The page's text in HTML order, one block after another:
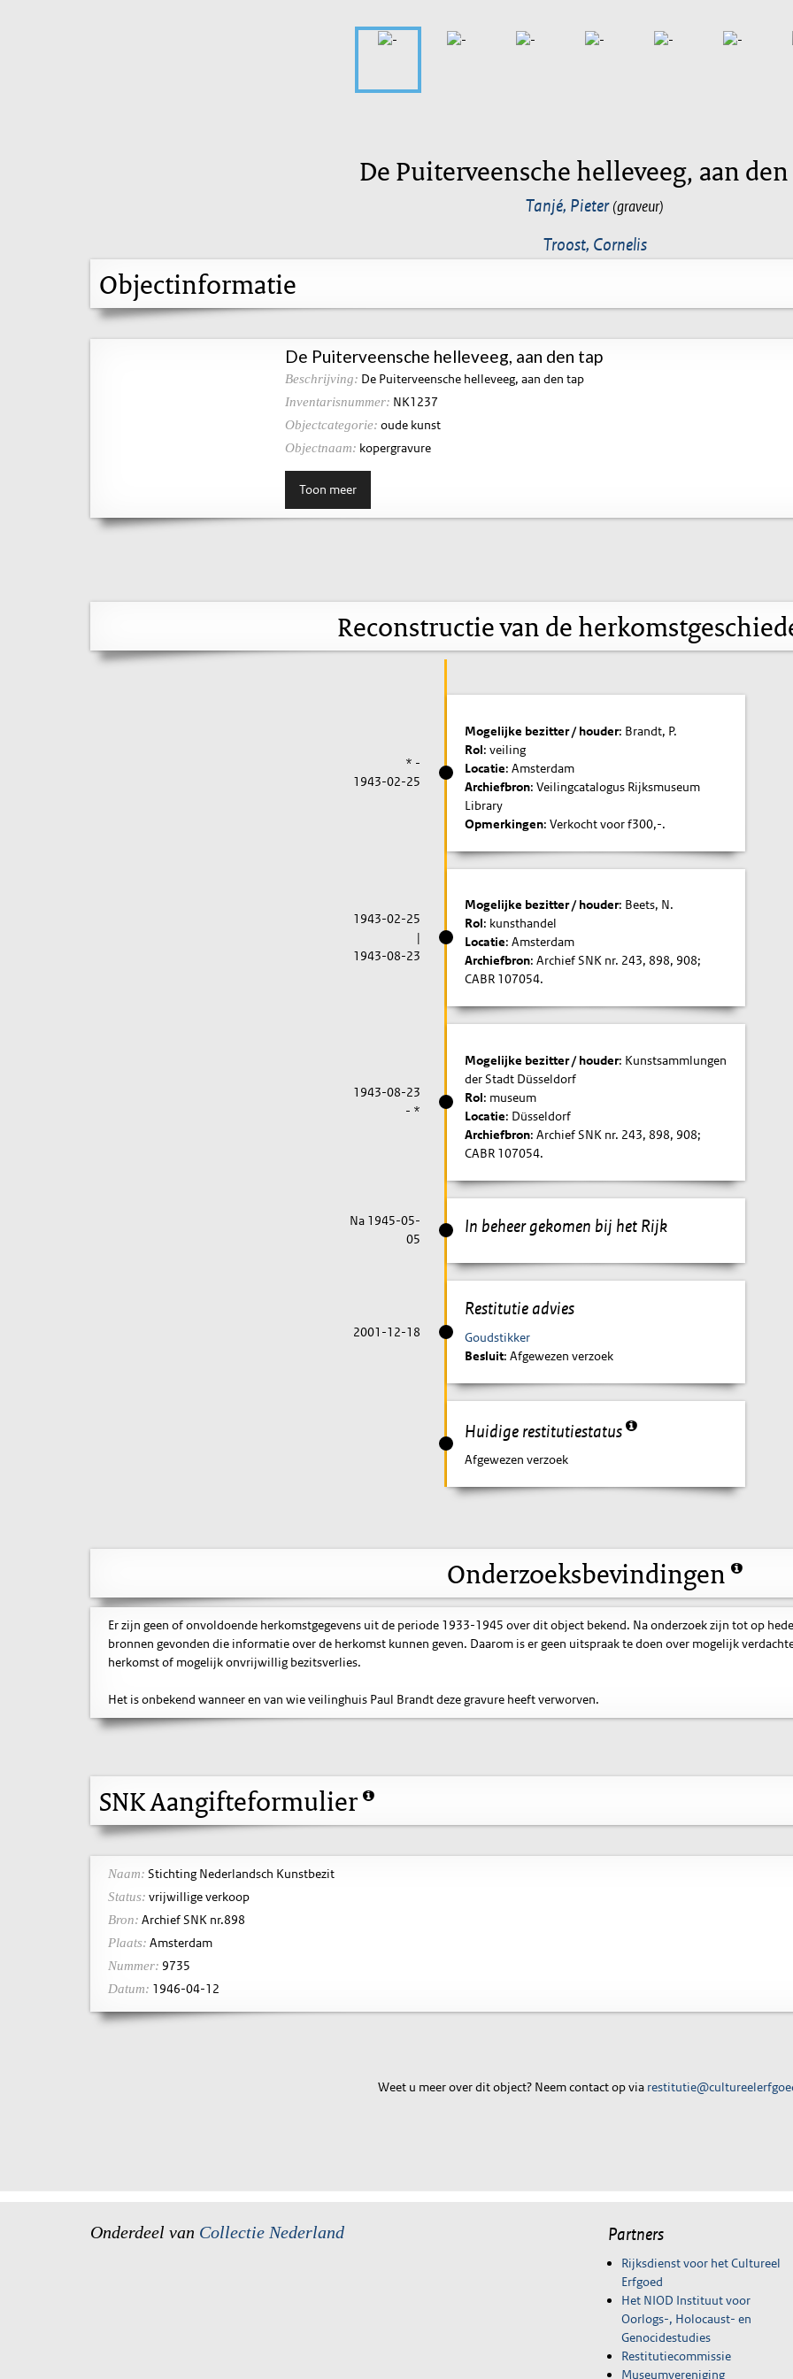
De Puiterveensche helleveeg, aan
Tanjé, Pieter (graveur)
Troost, Cornelis
Objectinformatie
De Puiterveensche helleveeg, aan den tap
Beschrijving: De Puiterveensche helleveeg, aan den tap
Inventarisnummer: NK1237
Objectcategorie: oude kunst
Objectnaam: kopergravure
Toon meer
Reconstructie van de
* -
1943-02-25
Mogelijke bezitter / houder: Brandt, P.
Rol: veiling
Locatie: Amsterdam
Archiefbron: Veilingcatalogus Rijksmuseum
Library
Opmerkingen: Verkocht voor f300,-.
1943-02-25
|
1943-08-23
Mogelijke bezitter / houder: Beets, N.
Rol: kunsthandel
Locatie: Amsterdam
Archiefbron: Archief SNK nr. 243, 898, 908;
CABR 107054.
1943-08-23
- *
Mogelijke bezitter / houder: Kunstsammlungen
der Stadt Düsseldorf
Rol: museum
Locatie: Düsseldorf
Archiefbron: Archief SNK nr. 243, 898, 908;
CABR 107054.
In beheer gekomen bij het Rijk
Na 1945-05-
05
Restitutie advies
2001-12-18
Goudstikker
Besluit: Afgewezen verzoek
Huidige restitutiestatus
Afgewezen verzoek
Onderzoeksbevindingen
Er zijn geen of onvoldoende herkomstgegevens uit de periode 1933-1945 over dit object bekend. Na onderzoek zijn tot op
bronnen gevonden die informatie over de herkomst kunnen geven. Daarom is er geen uitspraak te doen over mogelijk
herkomst of mogelijk onvrijwillig bezitsverlies.
Het is onbekend wanneer en van wie veilinghuis Paul Brandt deze gravure heeft verworven.
SNK Aangifteformulier
Naam: Stichting Nederlandsch Kunstbezit
Status: vrijwillige verkoop
Bron: Archief SNK nr.898
Plaats: Amsterdam
Nummer: 9735
Datum: 1946-04-12
Weet u meer over dit object? Neem contact op via
Onderdeel van Collectie Nederland Partners
Rijksdienst voor het Cultureel
Erfgoed
Het NIOD Instituut voor
Oorlogs-, Holocaust- en
Genocidestudies
Restitutiecommissie
Museumvereniging